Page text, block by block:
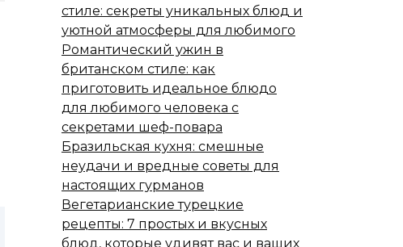
стиле: секреты уникальных блюд и
уютной атмосферы для любимого
Романтический ужин в
британском стиле: как
приготовить идеальное блюдо
для любимого человека с
секретами шеф-повара
Бразильская кухня: смешные
неудачи и вредные советы для
настоящих гурманов
Вегетарианские турецкие
рецепты: 7 простых и вкусных
блюд, которые удивят вас и ваших